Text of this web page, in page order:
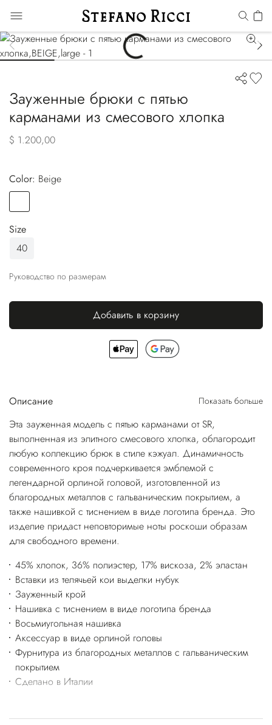
Зауженные брюки с пятью
карманами из смесового хлопка
$ 1.200,00
Color:
beige
Size
40
Руководство по размерам
Добавить в корзину
Описание Показать больше
Эта зауженная модель с пятью карманами от SR,
выполненная из элитного смесового хлопка, облагородит
любую коллекцию брюк в стиле кэжуал. Динамичность
современного кроя подчеркивается эмблемой с
легендарной орлиной головой, изготовленной из
благородных металлов с гальваническим покрытием, а
также нашивкой с тиснением в виде логотипа бренда. Это
изделие придаст неповторимые ноты роскоши образам
для свободного времени.
45% хлопок, 36% полиэстер, 17% вискоза, 2% эластан
Вставки из телячьей кои выделки нубук
Зауженный крой
Нашивка с тиснением в виде логотипа бренда
Восьмиугольная нашивка
Аксессуар в виде орлиной головы
Фурнитура из благородных металлов с гальваническим
покрытием
Сделано в Италии